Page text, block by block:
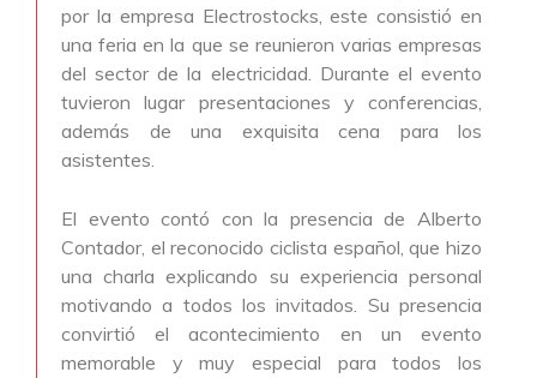
por la empresa Electrostocks, este consistió en
una feria en la que se reunieron varias empresas
del sector de la electricidad. Durante el evento
tuvieron lugar presentaciones y conferencias,
además de una exquisita cena para los
asistentes.
El evento contó con la presencia de Alberto
Contador, el reconocido ciclista español, que hizo
una charla explicando su experiencia personal
motivando a todos los invitados. Su presencia
convirtió el acontecimiento en un evento
memorable y muy especial para todos los